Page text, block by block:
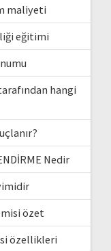
maliyeti
eğitimi
hangi
Nedir
özet
özellikleri